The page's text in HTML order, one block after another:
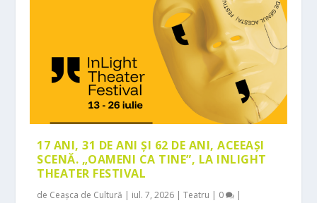
17 ANI, 31 DE ANI ȘI 62 DE ANI, ACEEAȘI
SCENĂ. „OAMENI CA TINE”, LA INLIGHT
THEATER FESTIVAL
de Ceașca de Cultură | iul. 7, 2026 |Teatru | 0 |